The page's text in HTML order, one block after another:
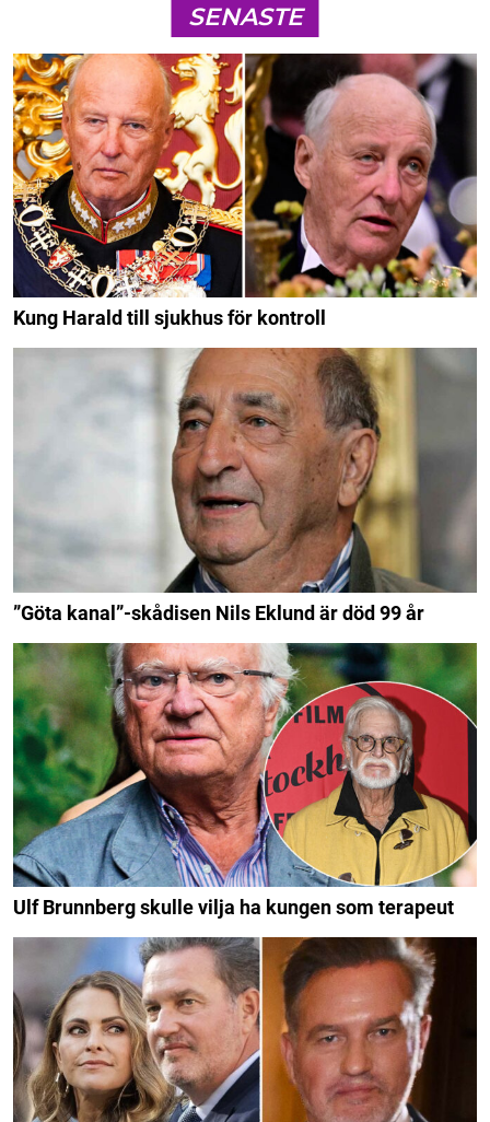
SENASTE
Kung Harald till sjukhus för kontroll
”Göta kanal”-skådisen Nils Eklund är död 99 år
Ulf Brunnberg skulle vilja ha kungen som terapeut